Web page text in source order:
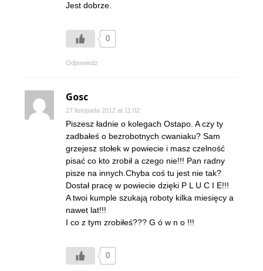
Jest dobrze.
0
Odpowiedz
Gosc
27 listopada 2012 at 11:02
Piszesz ładnie o kolegach Ostapo. A czy ty
zadbałeś o bezrobotnych cwaniaku? Sam
grzejesz stołek w powiecie i masz czelność
pisać co kto zrobił a czego nie!!! Pan radny
pisze na innych.Chyba coś tu jest nie tak?
Dostał pracę w powiecie dzięki P L U C I E!!!
A twoi kumple szukają roboty kilka miesięcy a
nawet lat!!!
I co z tym zrobiłeś??? G ó w n o !!!
0